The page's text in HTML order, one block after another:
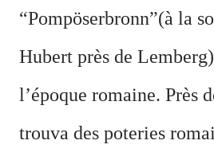
“Pompöserbronn”(à la
Hubert près de
l’époque romaine. Près
trouva des poteries